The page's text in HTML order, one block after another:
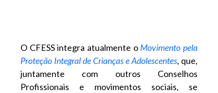
O CFESS integra atualmente o Movimento pela
Proteção Integral de Crianças e Adolescentes, que,
juntamente com outros Conselhos
Profissionais e movimentos sociais, se